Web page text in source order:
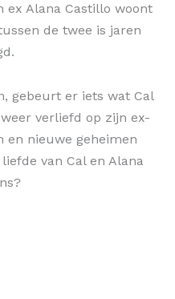
ex Alana Castillo woont
de twee is jaren
gebeurt er iets wat Cal
verliefd op zijn ex-
en nieuwe geheimen
van Cal en Alana